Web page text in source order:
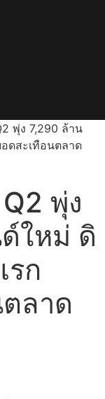
พุ่ง 7,290 ล้าน
ดสะเทือนตลาด
พุ่ง
ใหม่ ดิ
รก
ลาด